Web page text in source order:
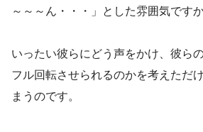
～～～ん・・・」とした雰囲気ですか
いったい彼らにどう声をかけ、彼ら
フル回転させられるのかを考えただ
まうのです。